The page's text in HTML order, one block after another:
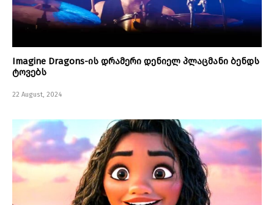
Imagine Dragons-ის დრამერი დენიელ პლაცმანი ბენდს
ტოვებს
22 August, 2024